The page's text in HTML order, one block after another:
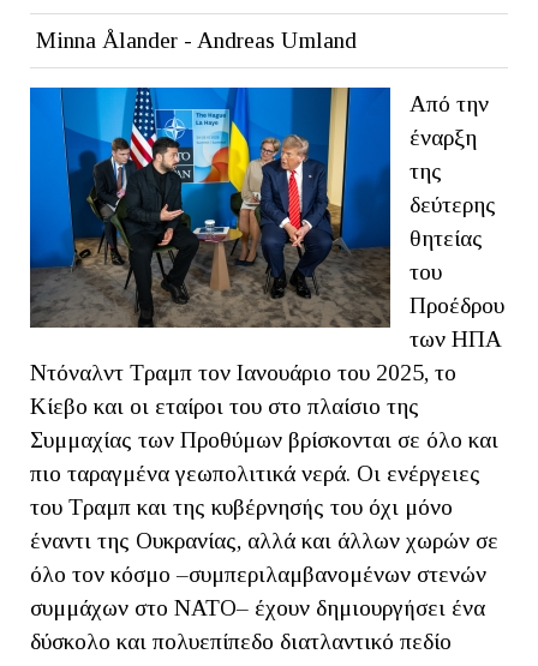
Minna Ålander - Andreas Umland
Από την
έναρξη
της
δεύτερης
θητείας
του
Προέδρου
των ΗΠΑ
Ντόναλντ Τραμπ τον Ιανουάριο του 2025, το
Κίεβο και οι εταίροι του στο πλαίσιο της
Συμμαχίας των Προθύμων βρίσκονται σε όλο και
πιο ταραγμένα γεωπολιτικά νερά. Οι ενέργειες
του Τραμπ και της κυβέρνησής του όχι μόνο
έναντι της Ουκρανίας, αλλά και άλλων χωρών σε
όλο τον κόσμο –συμπεριλαμβανομένων στενών
συμμάχων στο ΝΑΤΟ– έχουν δημιουργήσει ένα
δύσκολο και πολυεπίπεδο διατλαντικό πεδίο